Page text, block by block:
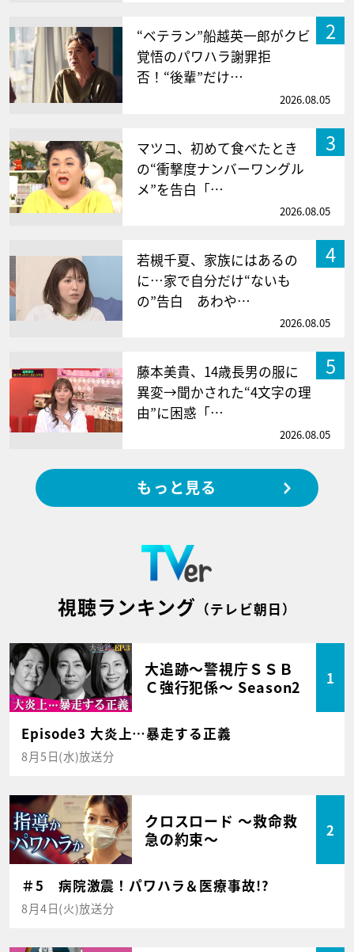
2
“ベテラン”船越英一郎がクビ
覚悟のパワハラ謝罪拒
否！“後輩”だけ…
2026.08.05
3
マツコ、初めて食べたとき
の“衝撃度ナンバーワングル
メ”を告白「…
2026.08.05
4
若槻千夏、家族にはあるの
に…家で自分だけ“ないも
の”告白 あわや…
2026.08.05
5
藤本美貴、14歳長男の服に
異変→聞かされた“4文字の理
由”に困惑「…
2026.08.05
もっと見る
視聴ランキング （テレビ朝日）
大追跡～警視庁ＳＳＢ
Ｃ強行犯係～ Season2
1
Episode3 大炎上…暴走する正義
8月5日(水)放送分
クロスロード ～救命救
急の約束～
2
＃5 病院激震！パワハラ＆医療事故!?
8月4日(火)放送分